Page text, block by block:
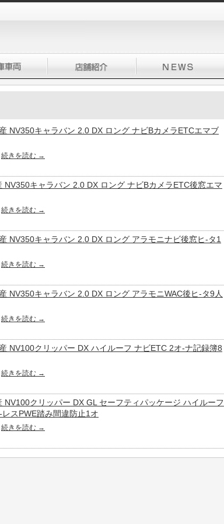
NV350キャラバン 2.0 DX ロング ナビBカメラETCエマブ
続きを読む →
NV350キャラバン 2.0 DX ロング ナビBカメラETC後窓エマ
続きを読む →
NV350キャラバン 2.0 DX ロング アラモニナビ後窓ヒ-タ1
続きを読む →
NV350キャラバン 2.0 DX ロング アラモニWAC後ヒ-タ9人
続きを読む →
NV100クリッパー DX ハイルーフ ナビETC 2オ-ナ記録簿8
続きを読む →
NV100クリッパー DX GL セーフティパッケージ ハイルーフ
スPWE踏み間違防止1オ
続きを読む →